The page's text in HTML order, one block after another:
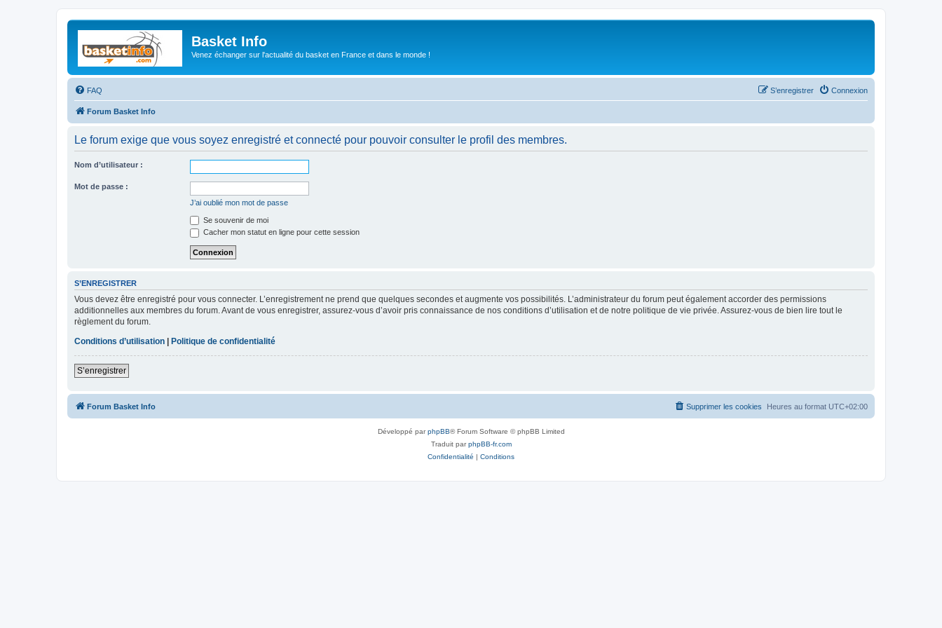
Basket Info
Venez échanger sur l'actualité du basket en France et dans le monde !
FAQ Connexion
S’enregistrer
Forum Basket Info
Le forum exige que vous soyez enregistré et connecté pour pouvoir consulter le profil des membres.
Nom d’utilisateur :
Mot de passe :
J’ai oublié mon mot de passe
Se souvenir de moi
Cacher mon statut en ligne pour cette session
S’ENREGISTRER
Vous devez être enregistré pour vous connecter. L’enregistrement ne prend que quelques secondes et augmente vos possibilités. L’administrateur du forum peut également accorder des permissions
additionnelles aux membres du forum. Avant de vous enregistrer, assurez-vous d’avoir pris connaissance de nos conditions d’utilisation et de notre politique de vie privée. Assurez-vous de bien lire tout le
règlement du forum.
Conditions d’utilisation
Politique de confidentialité
S’enregistrer
Forum Basket Info Heures au format UTC+02:00
Supprimer les cookies
Développé parphpBB® Forum Software © phpBB Limited
Traduit parphpBB-fr.com
Confidentialité | Conditions